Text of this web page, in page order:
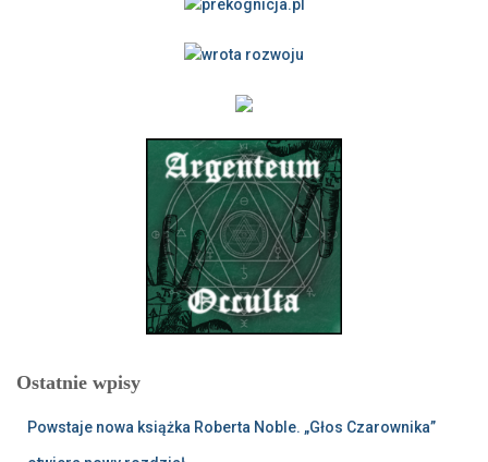
Ostatnie wpisy
Powstaje nowa książka Roberta Noble. „Głos Czarownika”